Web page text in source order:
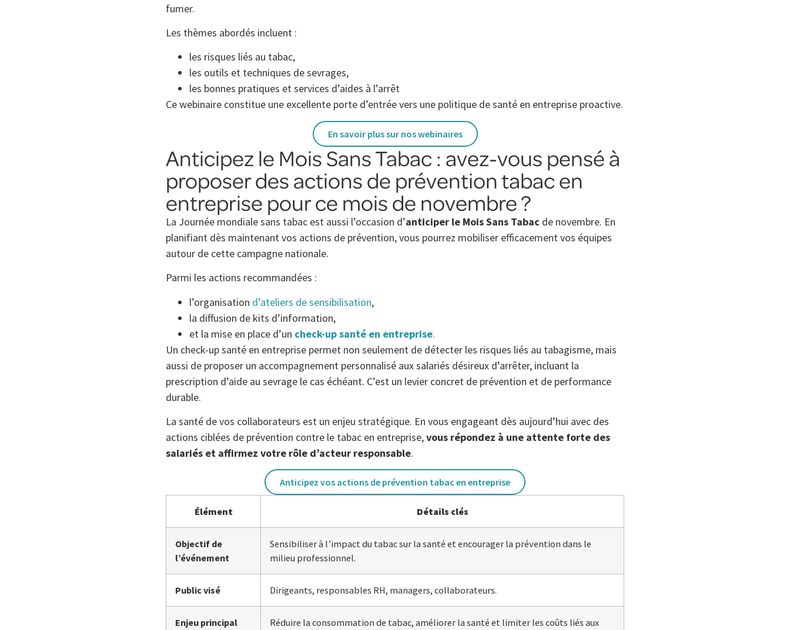
fumer.
Les thèmes abordés incluent :
les risques liés au tabac,
les outils et techniques de sevrages,
les bonnes pratiques et services d’aides à l’arrêt
Ce webinaire constitue une excellente porte d’entrée vers une politique de santé en entreprise proactive.
En savoir plus sur nos webinaires
Anticipez le Mois Sans Tabac : avez-vous pensé à
proposer des actions de prévention tabac en
entreprise pour ce mois de novembre ?
La Journée mondiale sans tabac est aussi l’occasion d’anticiper le Mois Sans Tabac de novembre. En
planifiant dès maintenant vos actions de prévention, vous pourrez mobiliser efficacement vos équipes
autour de cette campagne nationale.
Parmi les actions recommandées :
l’organisation d’ateliers de sensibilisation,
la diffusion de kits d’information,
et la mise en place d’un check-up santé en entreprise.
Un check-up santé en entreprise permet non seulement de détecter les risques liés au tabagisme, mais
aussi de proposer un accompagnement personnalisé aux salariés désireux d’arrêter, incluant la
prescription d’aide au sevrage le cas échéant. C’est un levier concret de prévention et de performance
durable.
La santé de vos collaborateurs est un enjeu stratégique. En vous engageant dès aujourd’hui avec des
actions ciblées de prévention contre le tabac en entreprise,vous répondez à une attente forte des
salariés et affirmez votre rôle d’acteur responsable.
Anticipez vos actions de prévention tabac en entreprise
Élément Détails clés
Objectif de
l’événement
Sensibiliser à l’impact du tabac sur la santé et encourager la prévention dans le
milieu professionnel.
Public visé Dirigeants, responsables RH, managers, collaborateurs.
Enjeu principal
Réduire la consommation de tabac, améliorer la santé et limiter les coûts liés aux